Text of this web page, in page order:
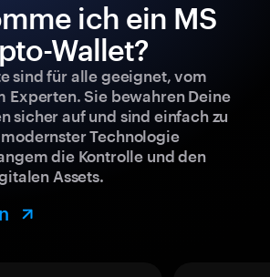
ich ein MS
Wallet?
sind für alle geeignet, vom
Experten. Sie bewahren Deine
sicher auf und sind einfach zu
Technologie
die Kontrolle und den
Assets.